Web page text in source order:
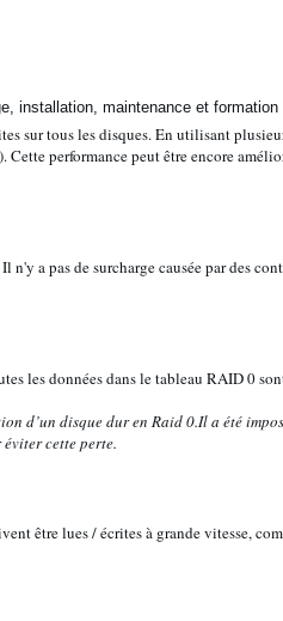
sur tous les disques. En utilisant
performance peut être encore
a pas de surcharge causée par des
les données dans le tableau RAID 0
d’un disque dur en Raid 0.Il a été
cette perte.
être lues / écrites à grande vitesse,